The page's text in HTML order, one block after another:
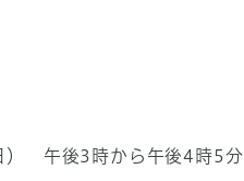
） 午後3時から午後4時5分